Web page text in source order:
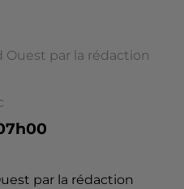
Ouest par la rédaction
par la rédaction